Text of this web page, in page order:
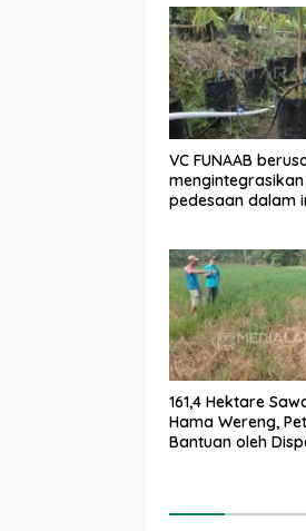
VC FUNAAB
pedesaan dalam
161,4 Hektare
Hama Wereng,
Bantuan oleh